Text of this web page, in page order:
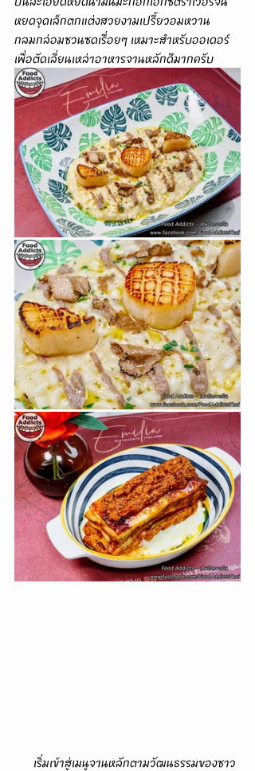
หยดจุดเล็กตกแต่งสวยงามเปรี้ยวอมหวาน
กลมกล่อมชวนซดเรื่อยๆ เหมาะสำหรับออเดอร์
เพื่อตัดเลี่ยนเหล่าอาหารจานหลักดีมากครับ